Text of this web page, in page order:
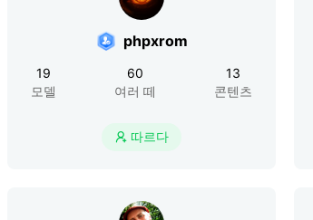
phpxrom
19
모델
60
여러 떼
13
콘텐츠
 따르다